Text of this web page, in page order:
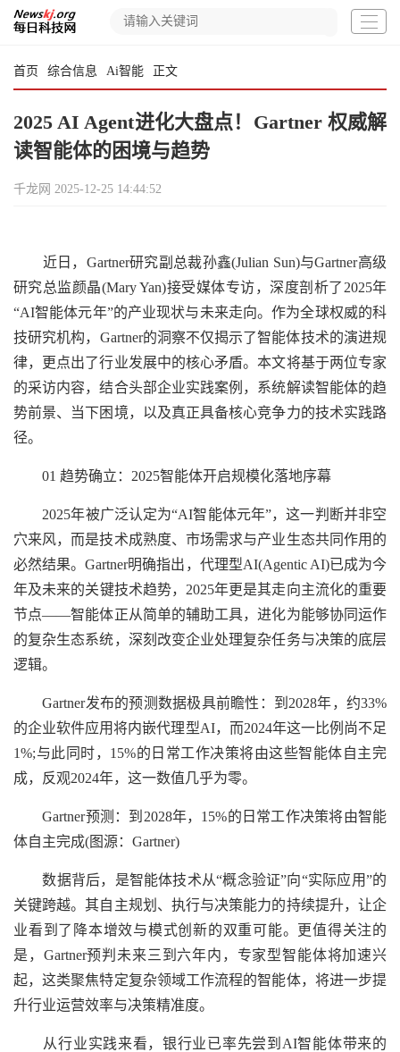
首页 综合信息 Ai智能 正文
2025 AI Agent进化大盘点！Gartner 权威解
读智能体的困境与趋势
千龙网 2025-12-25 14:44:52
近日，Gartner研究副总裁孙鑫(Julian Sun)与Gartner高级
研究总监颜晶(Mary Yan)接受媒体专访，深度剖析了2025年
“AI智能体元年”的产业现状与未来走向。作为全球权威的科
技研究机构，Gartner的洞察不仅揭示了智能体技术的演进规
律，更点出了行业发展中的核心矛盾。本文将基于两位专家
的采访内容，结合头部企业实践案例，系统解读智能体的趋
势前景、当下困境，以及真正具备核心竞争力的技术实践路
径。
01 趋势确立：2025智能体开启规模化落地序幕
2025年被广泛认定为“AI智能体元年”，这一判断并非空
穴来风，而是技术成熟度、市场需求与产业生态共同作用的
必然结果。Gartner明确指出，代理型AI(Agentic AI)已成为今
年及未来的关键技术趋势，2025年更是其走向主流化的重要
节点——智能体正从简单的辅助工具，进化为能够协同运作
的复杂生态系统，深刻改变企业处理复杂任务与决策的底层
逻辑。
Gartner发布的预测数据极具前瞻性：到2028年，约33%
的企业软件应用将内嵌代理型AI，而2024年这一比例尚不足
1%;与此同时，15%的日常工作决策将由这些智能体自主完
成，反观2024年，这一数值几乎为零。
Gartner预测：到2028年，15%的日常工作决策将由智能
体自主完成(图源：Gartner)
数据背后，是智能体技术从“概念验证”向“实际应用”的
关键跨越。其自主规划、执行与决策能力的持续提升，让企
业看到了降本增效与模式创新的双重可能。更值得关注的
是，Gartner预判未来三到六年内，专家型智能体将加速兴
起，这类聚焦特定复杂领域工作流程的智能体，将进一步提
升行业运营效率与决策精准度。
从行业实践来看，银行业已率先尝到AI智能体带来的